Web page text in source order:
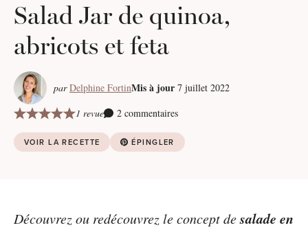
Salad Jar de quinoa,
abricots et feta
par Delphine FortinMis à jour 7 juillet 2022
1 revue
2 commentaires
VOIR LA RECETTE ÉPINGLER
Découvrez ou redécouvrez le concept desalade en